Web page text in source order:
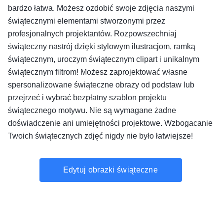
bardzo łatwa. Możesz ozdobić swoje zdjęcia naszymi
świątecznymi elementami stworzonymi przez
profesjonalnych projektantów. Rozpowszechniaj
świąteczny nastrój dzięki stylowym ilustracjom, ramką
świątecznym, uroczym świątecznym clipart i unikalnym
świątecznym filtrom! Możesz zaprojektować własne
spersonalizowane świąteczne obrazy od podstaw lub
przejrzeć i wybrać bezpłatny szablon projektu
świątecznego motywu. Nie są wymagane żadne
doświadczenie ani umiejętności projektowe. Wzbogacanie
Twoich świątecznych zdjęć nigdy nie było łatwiejsze!
Edytuj obrazki świąteczne